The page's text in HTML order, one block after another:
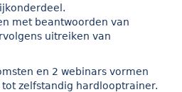
met beantwoorden van
uitreiken van
en 2 webinars vormen
zelfstandig hardlooptrainer.